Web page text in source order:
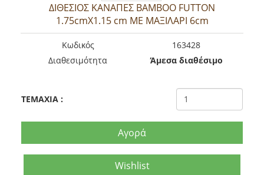
ΔΙΘΕΣΙΟΣ ΚΑΝΑΠΕΣ ΒΑΜΒΟΟ FUTΤON
1.75cmX1.15 cm ΜΕ ΜΑΞΙΛΑΡΙ 6cm
Kωδικός
163428
Διαθεσιμότητα
Άμεσα διαθέσιμο
TEMAXIA :
Αγορά
Wishlist